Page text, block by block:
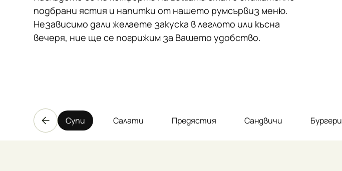
подбрани ястия и напитки от нашето румсървиз меню.
Независимо дали желаете закуска в леглото или късна
вечеря, ние ще се погрижим за Вашето удобство.
Закуска Супи Салати Предястия Сандвичи Бургери